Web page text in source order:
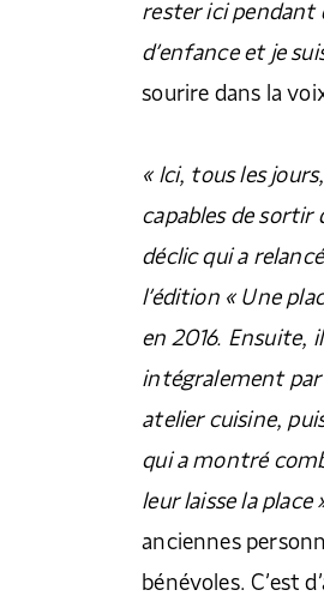
rester ici pendant
d’enfance et je
sourire dans la
« Ici, tous les
capables de sortir
déclic qui a
l’édition « Une
en 2016. Ensuite,
intégralement par
atelier cuisine,
qui a montré
leur laisse la place
anciennes
bénévoles. C’est